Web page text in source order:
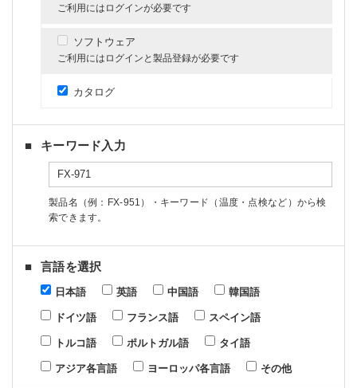
ご利用にはログインが必要です
ソフトウェア
ご利用にはログインと製品登録が必要です
カタログ
キーワード入力
製品名（例：FX-951）・キーワード（温度・点検など）から検
索できます。
言語を選択
日本語 英語 中国語 韓国語
ドイツ語 フランス語 スペイン語
トルコ語 ポルトガル語 タイ語
アジア各言語 ヨーロッパ各言語 その他